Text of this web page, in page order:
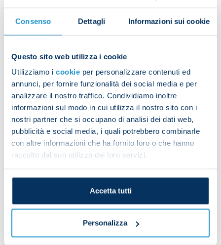
Consenso Dettagli Informazioni sui cookie
Questo sito web utilizza i cookie
Utilizziamo i cookie per personalizzare contenuti ed
annunci, per fornire funzionalità dei social media e per
analizzare il nostro traffico. Condividiamo inoltre
informazioni sul modo in cui utilizza il nostro sito con i
nostri partner che si occupano di analisi dei dati web,
pubblicità e social media, i quali potrebbero combinarle
con altre informazioni che ha fornito loro o che hanno
raccolto dal suo utilizzo dei loro servizi.
Accetta tutti
Personalizza
Artur Jorge's side sit in seventh place in the table
having picked up seven points from their first five
Union Berlin were also beaten away: 2-1 to
Wolfsburg with Robin Gosens netting for our
Group C opponents.
Union Berlino are currently eighth in the
Bundesliga with six points from four matches.
Real Madrid are due to host Real Sociedad on